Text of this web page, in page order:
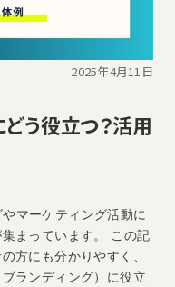
2025年4月11日
う役立つ？活用
マーケティング活動に
まっています。 この記
方にも分かりやすく、
ランディング）に役立